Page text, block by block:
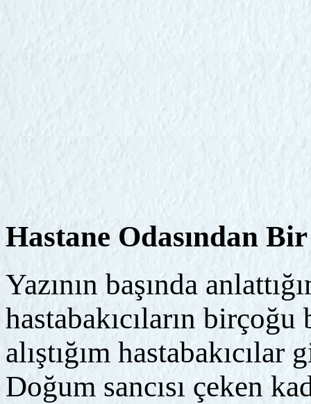
Hastane Odasından Bir
Yazının başında
hastabakıcıların
alıştığım
Doğum sancısı çeken